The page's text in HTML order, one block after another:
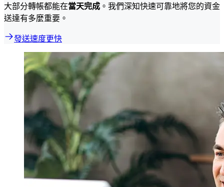
大部分轉帳都能在當天完成 。我們深知快速可靠地將您的資金
送達有多麼重要。
發送速度更快